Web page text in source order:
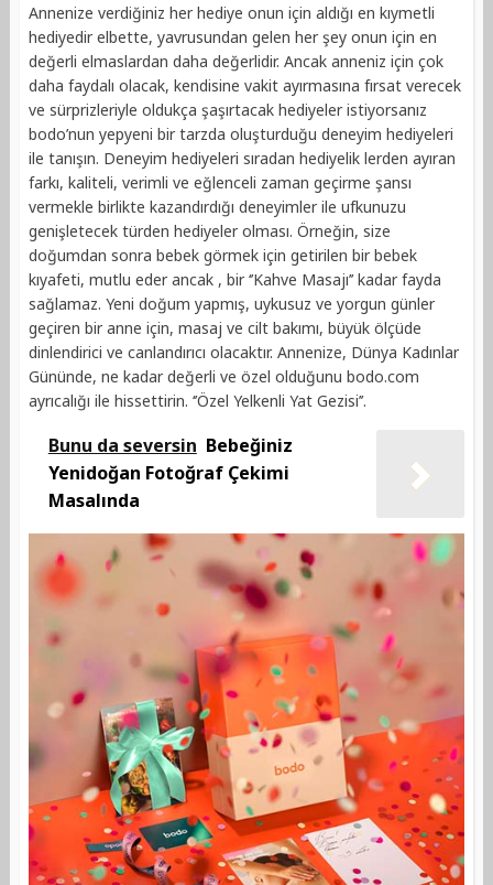
Annenize verdiğiniz her hediye onun için aldığı en kıymetli
hediyedir elbette, yavrusundan gelen her şey onun için en
değerli elmaslardan daha değerlidir. Ancak anneniz için çok
daha faydalı olacak, kendisine vakit ayırmasına fırsat verecek
ve sürprizleriyle oldukça şaşırtacak hediyeler istiyorsanız
bodo’nun yepyeni bir tarzda oluşturduğu deneyim hediyeleri
ile tanışın. Deneyim hediyeleri sıradan hediyelik lerden ayıran
farkı, kaliteli, verimli ve eğlenceli zaman geçirme şansı
vermekle birlikte kazandırdığı deneyimler ile ufkunuzu
genişletecek türden hediyeler olması. Örneğin, size
doğumdan sonra bebek görmek için getirilen bir bebek
kıyafeti, mutlu eder ancak , bir ‘’Kahve Masajı’’ kadar fayda
sağlamaz. Yeni doğum yapmış, uykusuz ve yorgun günler
geçiren bir anne için, masaj ve cilt bakımı, büyük ölçüde
dinlendirici ve canlandırıcı olacaktır. Annenize, Dünya Kadınlar
Gününde, ne kadar değerli ve özel olduğunu bodo.com
ayrıcalığı ile hissettirin. ‘’Özel Yelkenli Yat Gezisi’’.
Bunu da seversin Bebeğiniz
Yenidoğan Fotoğraf Çekimi
Masalında